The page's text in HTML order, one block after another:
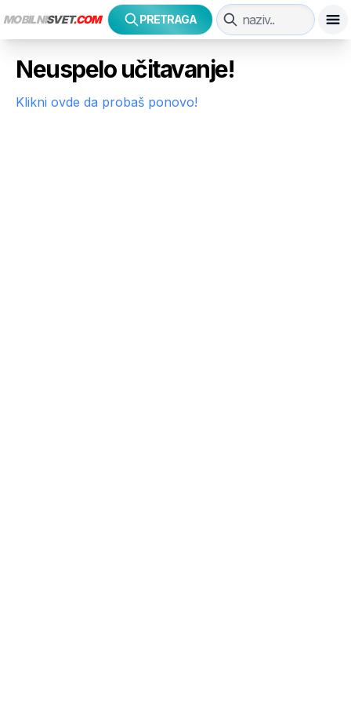
MOBILNISVET.COM PRETRAGA
Neuspelo učitavanje!
Klikni ovde da probaš ponovo!